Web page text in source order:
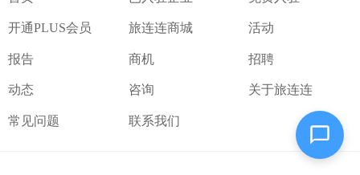
开通PLUS会员 旅连连商城 活动
报告 商机 招聘
动态 咨询 关于旅连连
常见问题 联系我们